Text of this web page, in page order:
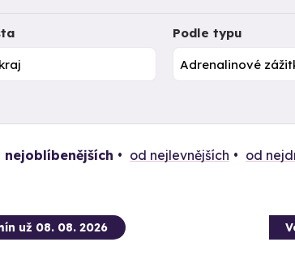
Podle typu
nejoblíbenějších od nejlevnějších od
už 08. 08. 2026